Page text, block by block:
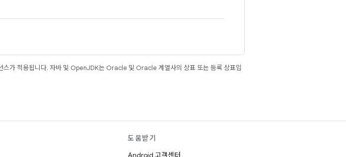
스가 적용됩니다. 자바 및 OpenJDK는 Oracle 및 Oracle 계열사의 상표 또는 등록 상표입
도움받기
Android 고객센터